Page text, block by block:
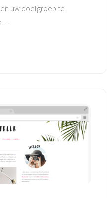
uw doelgroep te